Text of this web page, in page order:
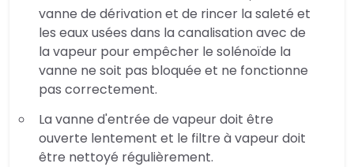
vanne de dérivation et de rincer la saleté et
les eaux usées dans la canalisation avec de
la vapeur pour empêcher le solénoïde la
vanne ne soit pas bloquée et ne fonctionne
pas correctement.
La vanne d'entrée de vapeur doit être
ouverte lentement et le filtre à vapeur doit
être nettoyé régulièrement.